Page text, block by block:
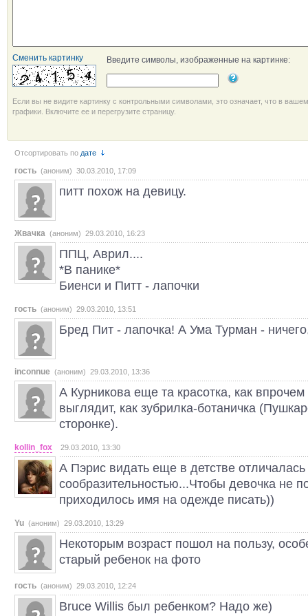
Сменить картинку Введите символы, изображенные на картинке:
Если вы не видите картинку с контрольными символами, это означает, что в
графики. Включите ее и перегрузите страницу.
Отсортировать по дате
гость (аноним) 30.03.2010, 17:09
питт похож на девицу.
Жвачка (аноним) 29.03.2010, 16:23
ППЦ, Аврил....
*В панике*
Биенси и Питт - лапочки
гость (аноним) 29.03.2010, 13:51
Бред Пит - лапочка! А Ума Турман -
inconnue (аноним) 29.03.2010, 13:36
А Курникова еще та красотка, как
выглядит, как зубрилка-ботаничка
сторонке).
kollin_fox 29.03.2010, 13:30
А Пэрис видать еще в детстве
сообразительностью...Чтобы девочка не
приходилось имя на одежде писать))
Yu (аноним) 29.03.2010, 13:29
Некоторым возраст пошол на пользу,
старый ребенок на фото
гость (аноним) 29.03.2010, 12:24
Bruce Willis был ребенком? Надо же)